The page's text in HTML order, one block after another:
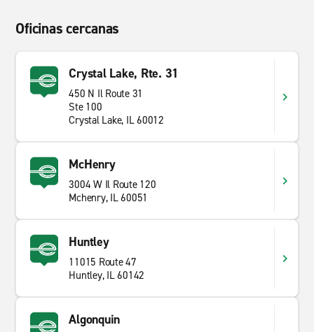
Oficinas cercanas
Crystal Lake, Rte. 31
450 N Il Route 31
Ste 100
Crystal Lake, IL 60012
McHenry
3004 W Il Route 120
Mchenry, IL 60051
Huntley
11015 Route 47
Huntley, IL 60142
Algonquin